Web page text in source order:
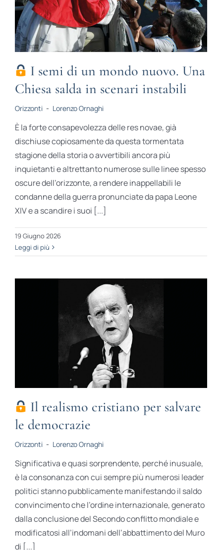
STUDI
RUBRICHE
I semi di un mondo nuovo. Una
Chiesa salda in scenari instabili
Orizzonti - Lorenzo Ornaghi
È la forte consapevolezza delle res novae, già
dischiuse copiosamente da questa tormentata
stagione della storia o avvertibili ancora più
inquietanti e altrettanto numerose sulle linee spesso
oscure dell’orizzonte, a rendere inappellabili le
condanne della guerra pronunciate da papa Leone
XIV e a scandire i suoi [...]
19 Giugno 2026
Leggi di più
Il realismo cristiano per salvare
le democrazie
Orizzonti - Lorenzo Ornaghi
Significativa e quasi sorprendente, perché inusuale,
è la consonanza con cui sempre più numerosi leader
politici stanno pubblicamente manifestando il saldo
convincimento che l’ordine internazionale, generato
dalla conclusione del Secondo conflitto mondiale e
modificatosi all’indomani dell’abbattimento del Muro
di [...]